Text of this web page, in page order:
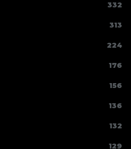
332
313
224
176
156
136
132
129